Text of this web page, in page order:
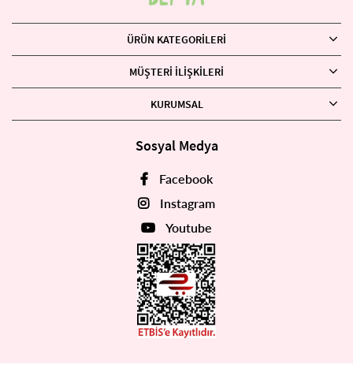
ÜRÜN KATEGORILERI
MÜŞTERI İLIŞKILERI
KURUMSAL
Sosyal Medya
Facebook
Instagram
Youtube